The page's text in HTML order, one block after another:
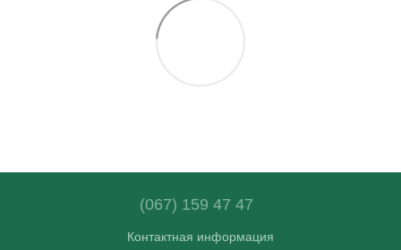
(067) 159 47 47
Контактная информация